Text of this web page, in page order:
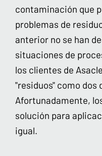
contaminación que
problemas de
anterior no se han
situaciones de
los clientes de
"residuos" como dos
Afortunadamente,
solución para
igual.